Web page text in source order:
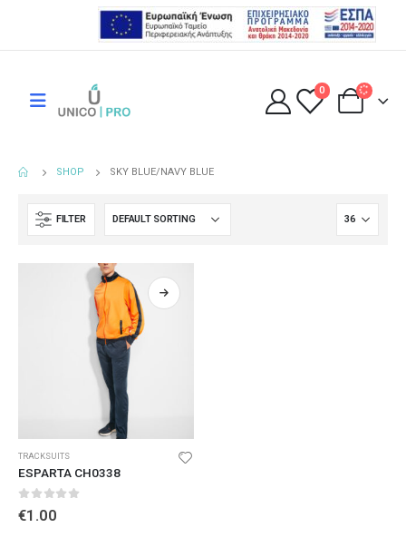
0
SHOP SKY BLUE/NAVY BLUE
FILTER
TRACKSUITS
ESPARTA CH0338
0 out of 5
€1.00